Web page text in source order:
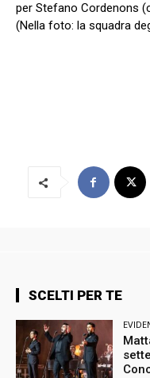
per Stefano Cordenons
(Nella foto: la squadra
SCELTI PER TE